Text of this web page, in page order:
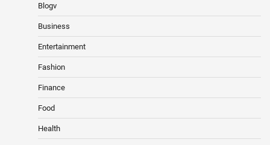
Blogv
Business
Entertainment
Fashion
Finance
Food
Health